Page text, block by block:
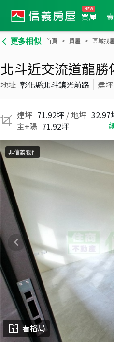
買屋
更多相似 首頁 買屋 區域找
北斗近交流道龍
地址 彰化縣北斗鎮光前路 建
建坪 71.92坪 / 地坪 32.97
主+陽 71.92坪
看格局
非信義物件